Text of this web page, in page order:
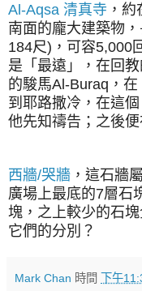
Al-Aqsa 清真寺 ，
南面的龐大建築物
184尺)，可容5,000
是「最遠」，在回
的駿馬Al-Buraq，
到耶路撒冷，在這
他先知禱告；之後
西牆/哭牆 ，這石牆
廣場上最底的7層石
塊，之上較少的石
它們的分別？
Mark Chan 時間 下午